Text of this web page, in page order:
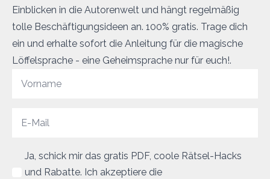
Einblicken in die Autorenwelt und hängt regelmäßig
tolle Beschäftigungsideen an. 100% gratis. Trage dich
ein und erhalte sofort die Anleitung für die magische
Löffelsprache - eine Geheimsprache nur für euch!.
Ja, schick mir das gratis PDF, coole Rätsel-Hacks
und Rabatte. Ich akzeptiere die